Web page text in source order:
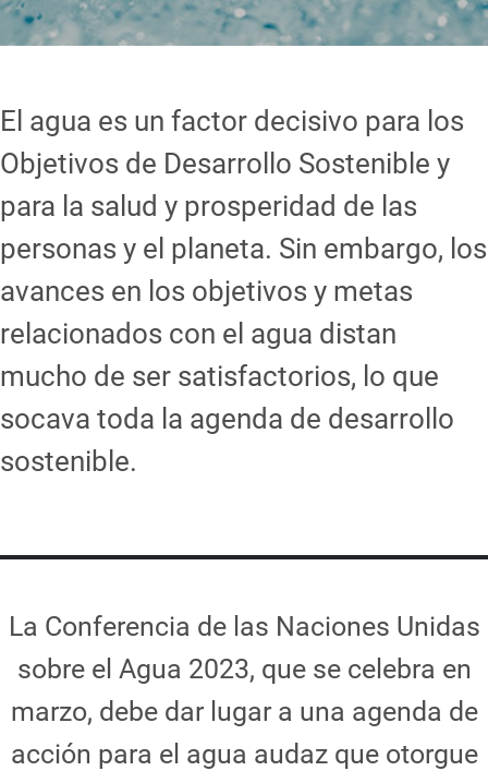
El agua es un factor decisivo para los
Objetivos de Desarrollo Sostenible y
para la salud y prosperidad de las
personas y el planeta. Sin embargo, los
avances en los objetivos y metas
relacionados con el agua distan
mucho de ser satisfactorios, lo que
socava toda la agenda de desarrollo
sostenible.
La Conferencia de las Naciones Unidas
sobre el Agua 2023, que se celebra en
marzo, debe dar lugar a una agenda de
acción para el agua audaz que otorgue